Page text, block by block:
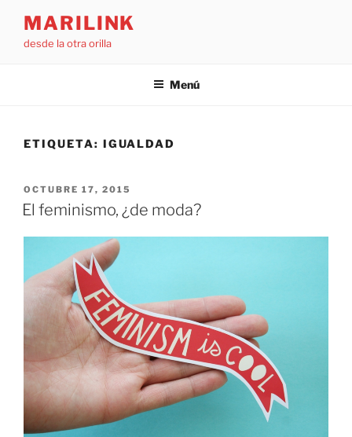
contenido
MARILINK
desde la otra orilla
Menú
ETIQUETA: IGUALDAD
PUBLICADO
EL
OCTUBRE 17, 2015
El feminismo, ¿de moda?